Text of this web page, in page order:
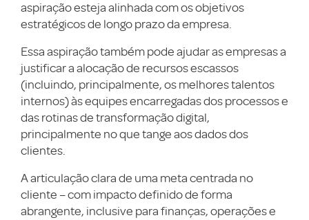
aspiração esteja alinhada com os objetivos
estratégicos de longo prazo da empresa.
Essa aspiração também pode ajudar as empresas a
justificar a alocação de recursos escassos
(incluindo, principalmente, os melhores talentos
internos) às equipes encarregadas dos processos e
das rotinas de transformação digital,
principalmente no que tange aos dados dos
clientes.
A articulação clara de uma meta centrada no
cliente – com impacto definido de forma
abrangente, inclusive para finanças, operações e